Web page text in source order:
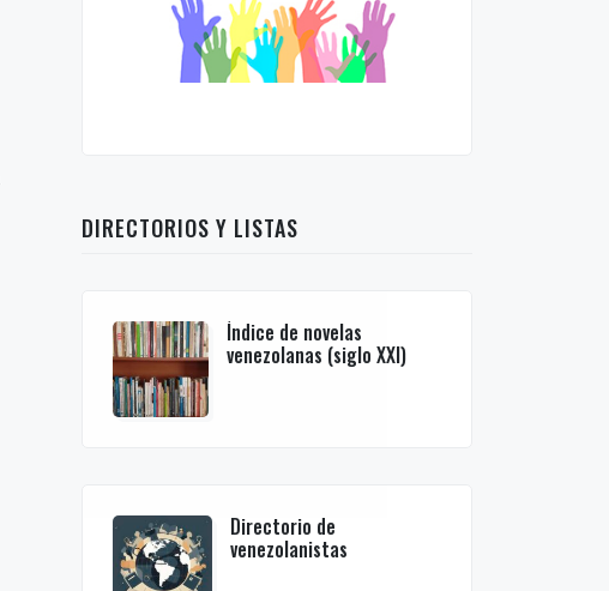
DIRECTORIOS Y LISTAS
Índice de novelas
venezolanas (siglo XXI)
Directorio de
venezolanistas